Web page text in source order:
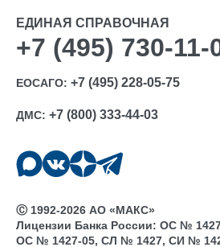
ЕДИНАЯ СПРАВОЧНАЯ
+7 (495) 730-11-
ЕОСАГО: +7 (495) 228-05-75
ДМС: +7 (800) 333-44-03
Ⓒ 1992-2026 АО «МАКС»
Лицензии Банка России: ОС №
ОС № 1427-05, СЛ № 1427, СИ №